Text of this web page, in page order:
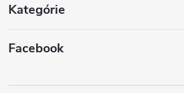
Kategórie
Facebook